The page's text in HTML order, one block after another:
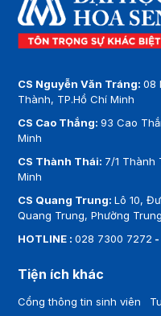
CS Nguyễn Văn Tráng:08
Thành, TP.Hồ Chí Minh
CS Cao Thắng:93 Cao
Minh
CS Thành Thái: 7/1 Thành
Minh
CS Quang Trung:Lô 10,
Quang Trung, Phường
HOTLINE :028 7300 7272
Tiện ích khác
Cổng thông tin sinh viên